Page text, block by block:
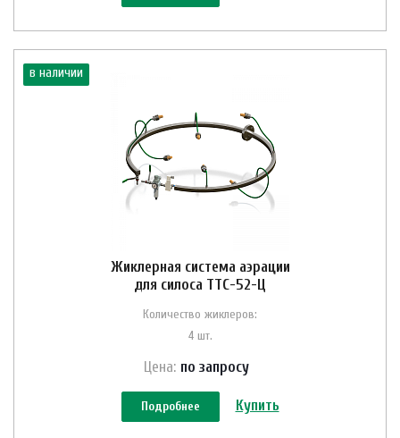
в наличии
Жиклерная система аэрации
для силоса ТТС-52-Ц
Количество жиклеров:
4 шт.
Цена: по запросу
Подробнее Купить